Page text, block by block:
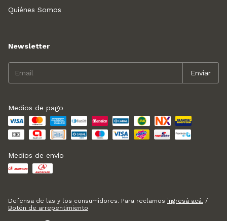
Quiénes Somos
Newsletter
Medios de pago
Medios de envío
Defensa de las y los consumidores. Para reclamos ingresá acá. /
Botón de arrepentimiento